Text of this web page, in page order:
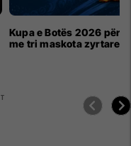
Kupa e Botës 2026 për
me tri maskota zyrtare